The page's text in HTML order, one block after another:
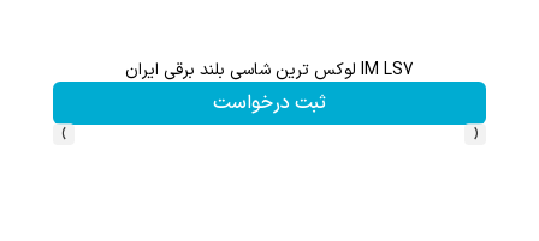
IM LS7 لوکس ترین شاسی بلند برقی ایران
ثبت درخواست
‹
›